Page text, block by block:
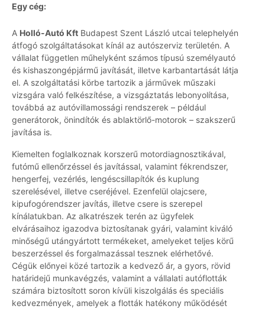
Egy cég:
A Holló-Autó Kft Budapest Szent László utcai telephelyén
átfogó szolgáltatásokat kínál az autószerviz területén. A
vállalat független műhelyként számos típusú személyautó
és kishaszongépjármű javítását, illetve karbantartását látja
el. A szolgáltatási körbe tartozik a járművek műszaki
vizsgára való felkészítése, a vizsgáztatás lebonyolítása,
továbbá az autóvillamossági rendszerek – például
generátorok, önindítók és ablaktörlő-motorok – szakszerű
javítása is.
Kiemelten foglalkoznak korszerű motordiagnosztikával,
futómű ellenőrzéssel és javítással, valamint fékrendszer,
hengerfej, vezérlés, lengéscsillapítók és kuplung
szerelésével, illetve cseréjével. Ezenfelül olajcsere,
kipufogórendszer javítás, illetve csere is szerepel
kínálatukban. Az alkatrészek terén az ügyfelek
elvárásaihoz igazodva biztosítanak gyári, valamint kiváló
minőségű utángyártott termékeket, amelyeket teljes körű
beszerzéssel és forgalmazással tesznek elérhetővé.
Cégük előnyei közé tartozik a kedvező ár, a gyors, rövid
határidejű munkavégzés, valamint a vállalati autóflották
számára biztosított soron kívüli kiszolgálás és speciális
kedvezmények, amelyek a flották hatékony működését